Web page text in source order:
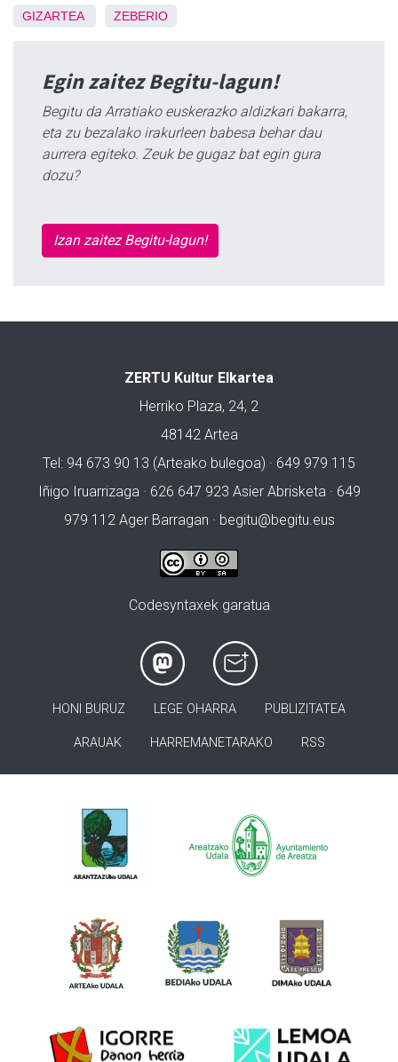
GIZARTEA ZEBERIO
Egin zaitez Begitu-lagun!
Begitu da Arratiako euskerazko aldizkari bakarra,
eta zu bezalako irakurleen babesa behar dau
aurrera egiteko. Zeuk be gugaz bat egin gura
dozu?
Izan zaitez Begitu-lagun!
ZERTU Kultur Elkartea
Herriko Plaza, 24, 2
48142 Artea
Tel: 94 673 90 13 (Arteako bulegoa) · 649 979 115
Iñigo Iruarrizaga · 626 647 923 Asier Abrisketa · 649
979 112 Ager Barragan · begitu@begitu.eus
Codesyntaxek garatua
HONI BURUZ LEGE OHARRA PUBLIZITATEA
ARAUAK HARREMANETARAKO RSS